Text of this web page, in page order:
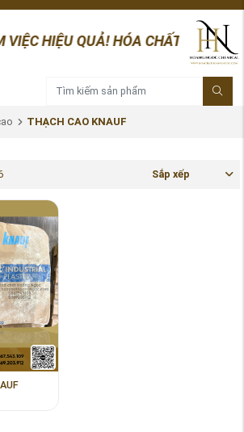
VIỆC HIỆU QUẢ! HÓA CHẤT
THẠCH CAO KNAUF
Sắp xếp